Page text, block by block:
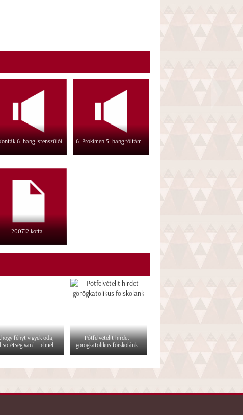
6. hang Istenszülői 6. Prokimen 5. hang föltám.
200712 kotta
fényt vigyek oda,
sötétség van" – elmél...
Pótfelvételit hirdet
görögkatolikus főiskolánk